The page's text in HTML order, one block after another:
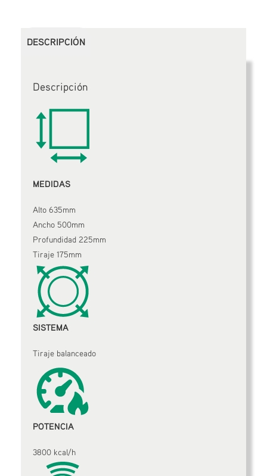
DESCRIPCIÓN
Descripción
MEDIDAS
Alto 635mm
Ancho 500mm
Profundidad 225mm
Tiraje 175mm
SISTEMA
Tiraje balanceado
POTENCIA
3800 kcal/h